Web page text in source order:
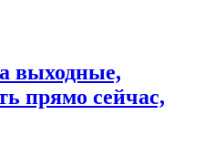
выходные,
прямо сейчас,